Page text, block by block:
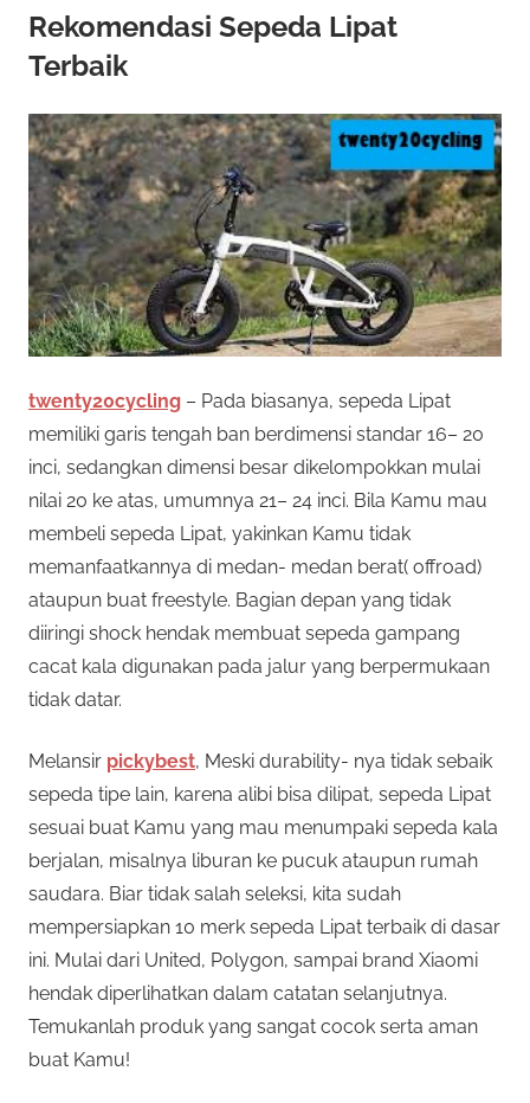
Rekomendasi Sepeda Lipat
Terbaik
twenty20cycling – Pada biasanya, sepeda Lipat
memiliki garis tengah ban berdimensi standar 16– 20
inci, sedangkan dimensi besar dikelompokkan mulai
nilai 20 ke atas, umumnya 21– 24 inci. Bila Kamu mau
membeli sepeda Lipat, yakinkan Kamu tidak
memanfaatkannya di medan- medan berat( offroad)
ataupun buat freestyle. Bagian depan yang tidak
diiringi shock hendak membuat sepeda gampang
cacat kala digunakan pada jalur yang berpermukaan
tidak datar.
Melansir pickybest, Meski durability- nya tidak sebaik
sepeda tipe lain, karena alibi bisa dilipat, sepeda Lipat
sesuai buat Kamu yang mau menumpaki sepeda kala
berjalan, misalnya liburan ke pucuk ataupun rumah
saudara. Biar tidak salah seleksi, kita sudah
mempersiapkan 10 merk sepeda Lipat terbaik di dasar
ini. Mulai dari United, Polygon, sampai brand Xiaomi
hendak diperlihatkan dalam catatan selanjutnya.
Temukanlah produk yang sangat cocok serta aman
buat Kamu!